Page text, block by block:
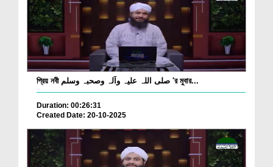
প্রিয় নবী صلی اللہ علیہ وآلہ وصحبہ وسلم 'র মুবার...
Duration: 00:26:31
Created Date: 20-10-2025